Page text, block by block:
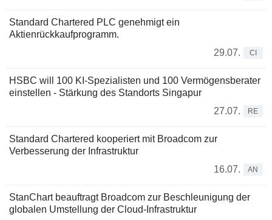
Standard Chartered PLC genehmigt ein
Aktienrückkaufprogramm.
29.07.
CI
HSBC will 100 KI-Spezialisten und 100 Vermögensberater
einstellen - Stärkung des Standorts Singapur
27.07.
RE
Standard Chartered kooperiert mit Broadcom zur
Verbesserung der Infrastruktur
16.07.
AN
StanChart beauftragt Broadcom zur Beschleunigung der
globalen Umstellung der Cloud-Infrastruktur